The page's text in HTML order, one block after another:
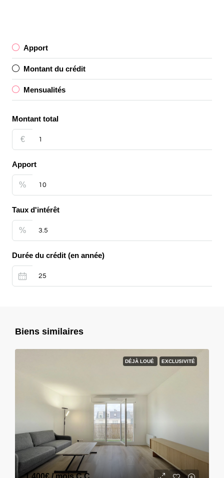
Apport
Montant du crédit
Mensualités
Montant total
€
Apport
%
Taux d'intérêt
%
Durée du crédit (en année)
Biens similaires
DÉJÀ LOUÉ EXCLUSIVITÉ
1 400€ / mois C.C